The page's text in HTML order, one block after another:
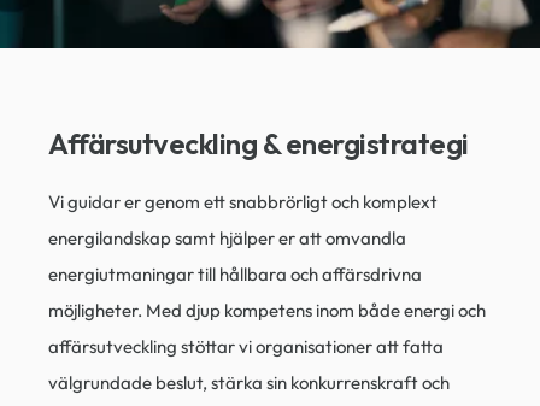
Affärsutveckling & energistrategi
Vi guidar er genom ett snabbrörligt och komplext
energilandskap samt hjälper er att omvandla
energiutmaningar till hållbara och affärsdrivna
möjligheter. Med djup kompetens inom både energi och
affärsutveckling stöttar vi organisationer att fatta
välgrundade beslut, stärka sin konkurrenskraft och